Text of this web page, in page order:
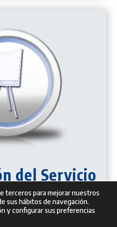
del Servicio
terceros para mejorar nuestros
sus hábitos de navegación.
y configurar sus preferencias